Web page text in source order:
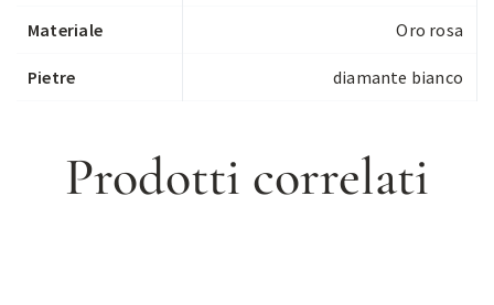
Materiale Oro rosa
Pietre diamante bianco
Prodotti correlati